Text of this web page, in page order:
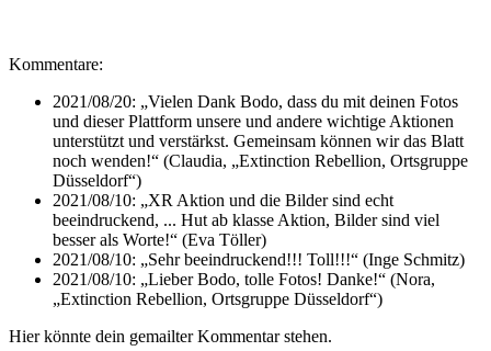
Kommentare:
2021/08/20: „Vielen Dank Bodo, dass du mit deinen Fotos
und dieser Plattform unsere und andere wichtige Aktionen
unterstützt und verstärkst. Gemeinsam können wir das Blatt
noch wenden!“ (Claudia, „Extinction Rebellion, Ortsgruppe
Düsseldorf“)
2021/08/10: „XR Aktion und die Bilder sind echt
beeindruckend, ... Hut ab klasse Aktion, Bilder sind viel
besser als Worte!“ (Eva Töller)
2021/08/10: „Sehr beeindruckend!!! Toll!!!“ (Inge Schmitz)
2021/08/10: „Lieber Bodo, tolle Fotos! Danke!“ (Nora,
„Extinction Rebellion, Ortsgruppe Düsseldorf“)
Hier könnte dein gemailter Kommentar stehen.